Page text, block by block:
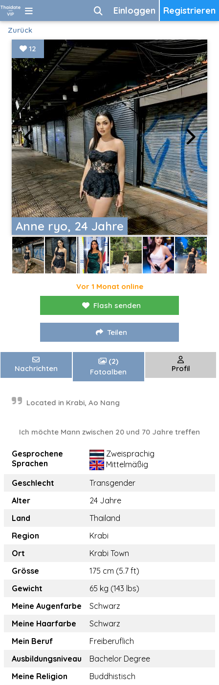
Registrieren
Einloggen
Zurück
Anne ryo, 24 Jahre
12
Vor 1 Monat online
Flash senden
Teilen
Nachrichten
(2)
Fotoalben
Profil
Located in Krabi, Ao Nang
Ich möchte Mann zwischen 20 und 70 Jahre treffen
Gesprochene
Sprachen
Zweisprachig
Mittelmäßig
Geschlecht
Transgender
Alter
24 Jahre
Land
Thailand
Region
Krabi
Ort
Krabi Town
Grösse
175 cm (5.7 ft)
Gewicht
65 kg (143 lbs)
Meine Augenfarbe
Schwarz
Meine Haarfarbe
Schwarz
Mein Beruf
Freiberuflich
Ausbildungsniveau
Bachelor Degree
Meine Religion
Buddhistisch